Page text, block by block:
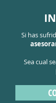
Si has
Sea cual